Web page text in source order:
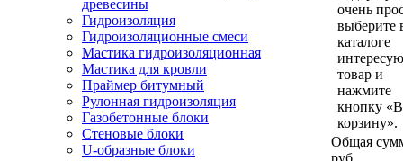
древесины
Гидроизоляция
Гидроизоляционные смеси
Мастика гидроизоляционная
Мастика для кровли
Праймер битумный
Рулонная гидроизоляция
Газобетонные блоки
Стеновые блоки
U-образные блоки
очень
выберите
каталоге
товар и
нажмите
кнопку «В
корзину».
Общая
руб.